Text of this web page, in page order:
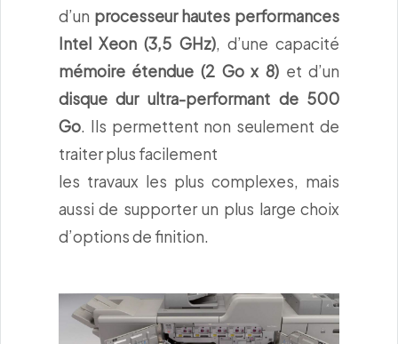
d’un processeur hautes performances
Intel Xeon (3,5 GHz), d’une capacité
mémoire étendue (2 Go x 8) et d’un
disque dur ultra-performant de 500
Go. Ils permettent non seulement de
traiter plus facilement
les travaux les plus complexes, mais
aussi de supporter un plus large choix
d’options de finition.